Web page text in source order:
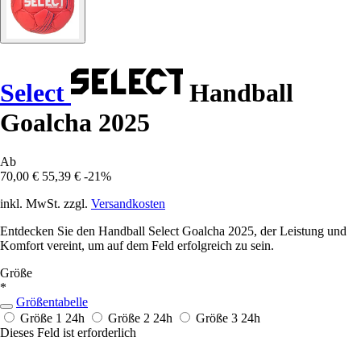
Select
Handball
Goalcha 2025
Ab
70,00 € 55,39 € -21%
inkl. MwSt. zzgl. Versandkosten
Entdecken Sie den Handball Select Goalcha 2025, der Leistung und
Komfort vereint, um auf dem Feld erfolgreich zu sein.
Größe
*
Größentabelle
Größe 1 24h Größe 2 24h Größe 3 24h
Dieses Feld ist erforderlich